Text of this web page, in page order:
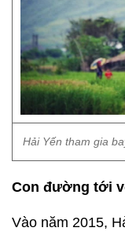
Hải Yến tham gia
Con đường tới
Vào năm 2015,